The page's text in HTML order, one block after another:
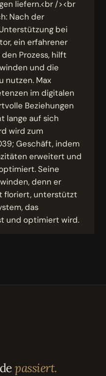
liefern.<br /><br
Nach der
bei
ein erfahrener
Prozess, hilft
und die
nutzen. Max
im digitalen
Beziehungen
lange auf sich
wird zum
Geschäft, indem
erweitert und
Seine
denn er
floriert, unterstützt
das
und optimiert wird.
passiert.